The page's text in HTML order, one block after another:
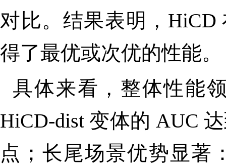
对比。结果表明， HiCD
得了最优或次优的性能。
具体来看，整体性能
HiCD-dist 变体的 AUC
点 ； 长尾场景优势显著